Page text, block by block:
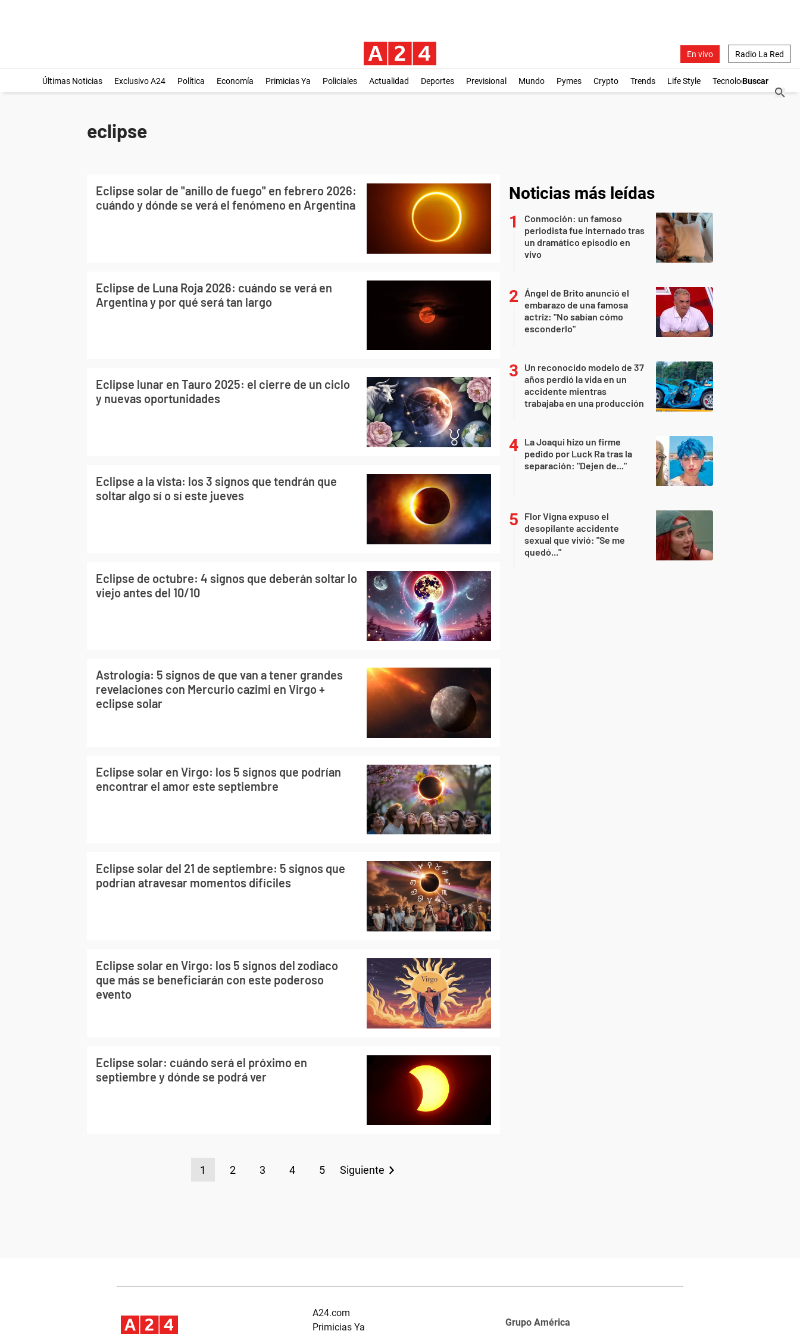
En vivo Radio La Red
Últimas Noticias Exclusivo A24 Política Economía Primicias Ya Policiales Actualidad Deportes Previsional Mundo Pymes Crypto Trends Life Style Tecnología
eclipse
Eclipse solar de "anillo de fuego" en febrero 2026:
cuándo y dónde se verá el fenómeno en Argentina
Eclipse de Luna Roja 2026: cuándo se verá en
Argentina y por qué será tan largo
Eclipse lunar en Tauro 2025: el cierre de un ciclo
y nuevas oportunidades
Eclipse a la vista: los 3 signos que tendrán que
soltar algo sí o sí este jueves
Eclipse de octubre: 4 signos que deberán soltar lo
viejo antes del 10/10
Astrología: 5 signos de que van a tener grandes
revelaciones con Mercurio cazimi en Virgo +
eclipse solar
Eclipse solar en Virgo: los 5 signos que podrían
encontrar el amor este septiembre
Eclipse solar del 21 de septiembre: 5 signos que
podrían atravesar momentos difíciles
Eclipse solar en Virgo: los 5 signos del zodiaco
que más se beneficiarán con este poderoso
evento
Eclipse solar: cuándo será el próximo en
septiembre y dónde se podrá ver
1 2 3 4 5 Siguiente
Noticias más leídas
Conmoción: un famoso
periodista fue internado tras
un dramático episodio en
vivo
Ángel de Brito anunció el
embarazo de una famosa
actriz: "No sabían cómo
esconderlo"
Un reconocido modelo de 37
años perdió la vida en un
accidente mientras
trabajaba en una producción
La Joaqui hizo un firme
pedido por Luck Ra tras la
separación: "Dejen de..."
Flor Vigna expuso el
desopilante accidente
sexual que vivió: "Se me
quedó..."
A24.com
Primicias Ya
Grupo América